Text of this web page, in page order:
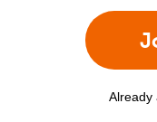
Already